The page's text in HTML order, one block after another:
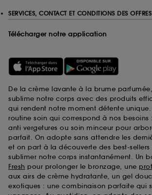
SERVICES, CONTACT ET CONDITIONS DES OFFRES
Télécharger notre application
De la crème lavante à la brume
sublime notre corps avec des produits
qui rendent notre moment détente unique.
routine soin qui correspond à nos besoins :
anti vergetures ou soin minceur pour
parfait. On adopte sans attendre les
et on part à la découverte des best-sellers
sublimer notre corps instantanément. Un
Fresh pour prolonger le bronzage, une
aux airs de crème hydratante, un gel
exotiques : une combinaison parfaite qui